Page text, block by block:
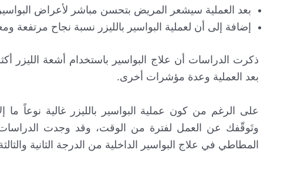
بعد العملية سيشعر المريض بتحسن مباشر لأعراض
إضافة إلى أن لعملية البواسير بالليزر نسبة نجاح مرتفعة
ذكرت الدراسات أن علاج البواسير باستخدام أشعة الليزر
بعد العملية وعدة مؤشرات أخرى.
على الرغم من كون عملية البواسير بالليزر غالية نوعاً
وتَوقّفك عن العمل لفترة من الوقت، وقد وجدت الدراسات
المطاطي في علاج البواسير الداخلية من الدرجة الثانية